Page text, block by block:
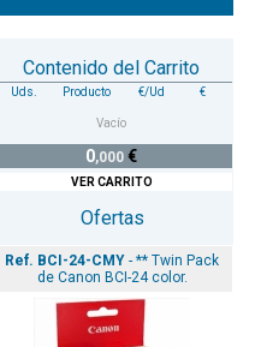
Contenido del Carrito
Uds. Producto €/Ud €
Vacío
0,000 €
VER CARRITO
Ofertas
Ref. BCI-24-CMY - ** Twin Pack
de Canon BCI-24 color.